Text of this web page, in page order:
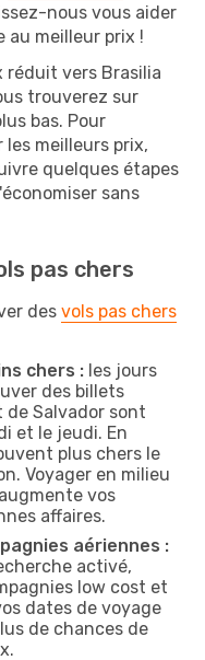
nous vous aider
au meilleur prix !
réduit vers Brasilia
trouverez sur
bas. Pour
meilleurs prix,
quelques étapes
sans
pas chers
des vols pas chers
chers : les jours
des billets
de Salvador sont
et le jeudi. En
plus chers le
Voyager en milieu
vos
affaires.
aériennes :
activé,
low cost et
dates de voyage
de chances de